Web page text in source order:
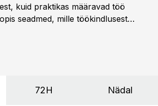
kuid praktikas määravad töö
seadmed, mille töökindlusest
72H Nädal